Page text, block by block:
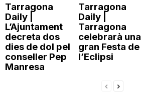
Tarragona
Daily |
L’Ajuntament
decreta dos
dies de dol pel
conseller Pep
Manresa
Tarragona
Daily |
Tarragona
celebrarà una
gran Festa de
l’Eclipsi